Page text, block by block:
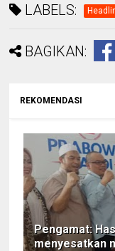
LABELS:
BAGIKAN:
REKOMENDASI
Pengamat:
menyesatkan